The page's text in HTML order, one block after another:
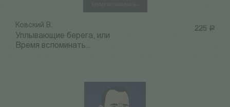
225 Р
Ковский В.
Уплывающие берега, или
Время вспоминать...